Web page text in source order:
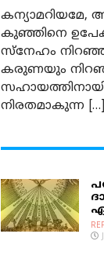
കന്യാമറിയമേ,
കുഞ്ഞിനെ
സ്നേഹം
കരുണയും
നിരതമാകുന്ന […]